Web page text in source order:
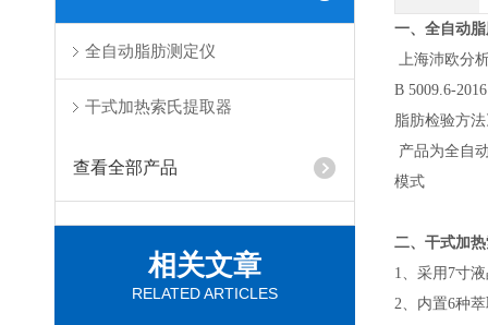
全自动脂肪测定仪
干式加热索氏提取器
查看全部产品
相关文章
RELATED ARTICLES
一、 全自动
上海沛欧分
B 5009.6-
脂肪检验方
产品为全自
模式
二、干式加
1、采用7寸
2、内置6种